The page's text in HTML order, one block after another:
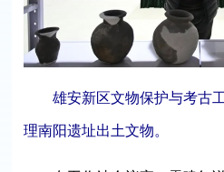
雄安新区文物保护与考古
理南阳遗址出土文物。